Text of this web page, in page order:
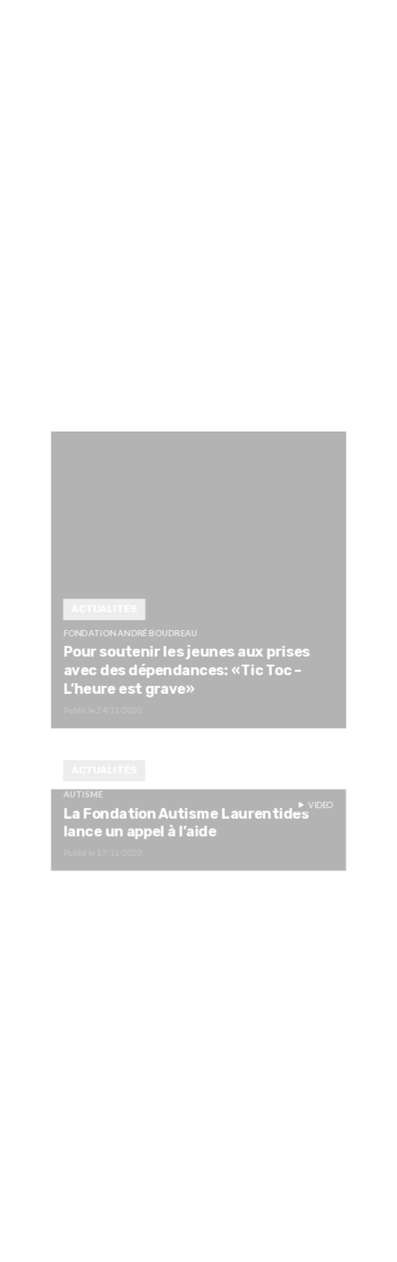
FONDATION ANDRÉ BOUDREAU
Pour soutenir les jeunes aux prises
avec des dépendances: «Tic Toc –
L’heure est grave»
VIDEO
AUTISME
La Fondation Autisme Laurentides
lance un appel à l’aide